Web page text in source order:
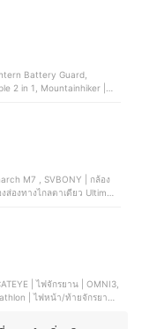
Battery Guard,
2 in 1, Mountainhiker |
ส่องทางไกลตาเดียว Ultima
จักรยาน